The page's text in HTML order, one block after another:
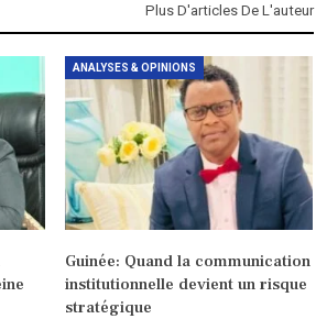
Plus D'articles De L'auteur
ANALYSES & OPINIONS
Guinée: Quand la communication
institutionnelle devient un risque
stratégique